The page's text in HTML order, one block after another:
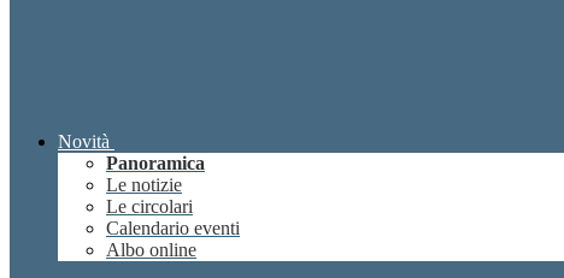
Novità
Panoramica
Le notizie
Le circolari
Calendario eventi
Albo online